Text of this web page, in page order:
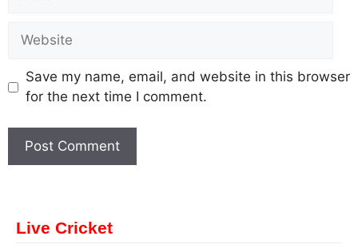
Save my name, email, and website in this browser
for the next time I comment.
Live Cricket